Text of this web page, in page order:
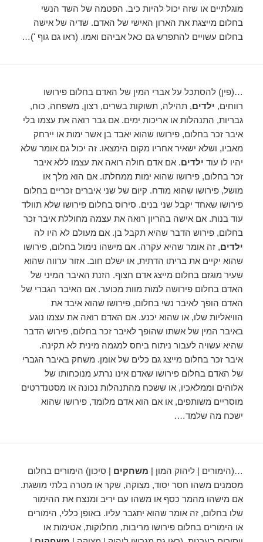
מוגלתיים או שזה יכול להיות כיב. הפטמה של השד הנשי
בחלום מייצגת את הארון האישי של האדם. שדיה של אישה
בחלום עשויים להתפרש גם כאל אביהם ואמו. (ראו גם גוף ')…
…(פין) להסתכל על אברי המין של האדם בחלום פירושו
רווחים, ילדים, תהילה, תשוקות בשרים, רצון, משפחה, כוח,
גבריות, התנהלות או אריכות ימים. אם גבר רואה את עצמו בלי
איבר זכר בחלום, פירושו שהוא יאבד בן אשר ימות או יירחק
מאביו, ושלא ישאיר אחריו מקום הימצאו. זה יכול גם אומר שלא
יהיו לו עוד ילדים. אם אדם חולה רואה את עצמו ללא איבר
זכר בחלום, פירושו שהוא ימות ממחלתו. אם הוא מלך או
מושל, פירושו שהוא מודח. קיום של שני איברים זכריים בחלום
פירושו שאחד יקבל שני בנים. סירוס בחלום פירושו שלא תוולד
עוד בנות. אם אישה בהריון רואה את עצמה מחוללת איבר זכר
בחלום, פירוש הדבר שהיא תקבל בן. אם מעולם לא היו לה
ילדים, זה אומר שהיא עקרה. אם מישהו נימול בחלום, פירושו
שהוא יקיים את בריתו הדתית, או ישלם חוב. אזור ערווה שהוא
שעיר מוגזם בחלום מייצג אדם חצוף. הזנת האיבר המיני של
האדם בחלום פירושה למות מוות מכוער. אם האיבר הגברי של
האדם הופך לאיבר נשי בחלום, פירושו שהוא איבד את
הוויאליות שלו, או שהוא יכנע. אם האדם רואה את עצמו נוגע
באיבר המין של אשתו שהופך לאיבר זכר בחלום, פירוש הדבר
שהיא עשויה לעבור ניתוח ביחס למגמה מינית לא תקינה.
איבר זכר בחלום מייצג גם כלים של אומן. משחק באיבר הגברי
של האדם בחלום פירושו שאדם אינו נרתע מנוכחותו של
אלוהים וממלאכיו, או ששכח מהתנהלות נכונה או מסטנדרטים
מוסריים משותפים, או אם הוא אדם מלומד, פירושו שהוא
ישכח מה שלמד….
…(הימורים | ליהוק המון | משחקים | סיכון) הימורים בחלום
מסמנים משהו חסר יסוד, מצוקה, שקר או מטרה בלתי מושגת.
אם מישהו מהמר כסף או משהו עם יריב ומנצח את ההימור
שלו בחלום, זה אומר שהוא יתגבר עליו. באופן כללי, הימורים
או הימורים בחלום פירושו מריבות, מחלוקות, אטימות או